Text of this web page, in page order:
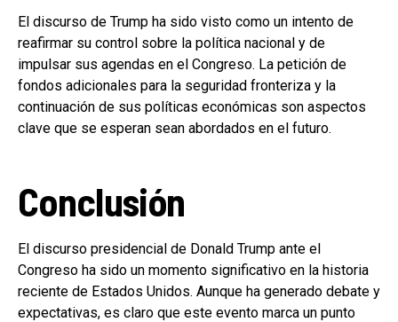
El discurso de Trump ha sido visto como un intento de
reafirmar su control sobre la política nacional y de
impulsar sus agendas en el Congreso. La petición de
fondos adicionales para la seguridad fronteriza y la
continuación de sus políticas económicas son aspectos
clave que se esperan sean abordados en el futuro.
Conclusión
El discurso presidencial de Donald Trump ante el
Congreso ha sido un momento significativo en la historia
reciente de Estados Unidos. Aunque ha generado debate y
expectativas, es claro que este evento marca un punto